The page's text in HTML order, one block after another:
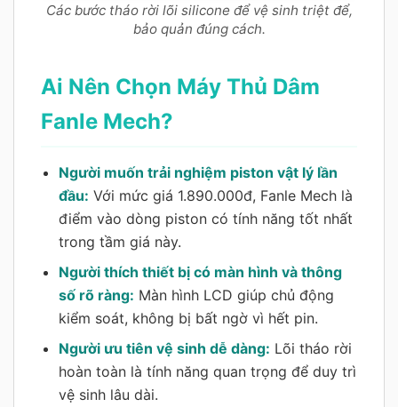
Các bước tháo rời lõi silicone để vệ sinh triệt để,
bảo quản đúng cách.
Ai Nên Chọn Máy Thủ Dâm
Fanle Mech?
Người muốn trải nghiệm piston vật lý lần
đầu: Với mức giá 1.890.000đ, Fanle Mech là
điểm vào dòng piston có tính năng tốt nhất
trong tầm giá này.
Người thích thiết bị có màn hình và thông
số rõ ràng: Màn hình LCD giúp chủ động
kiểm soát, không bị bất ngờ vì hết pin.
Người ưu tiên vệ sinh dễ dàng: Lõi tháo rời
hoàn toàn là tính năng quan trọng để duy trì
vệ sinh lâu dài.